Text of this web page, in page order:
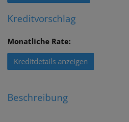
Kreditvorschlag
Monatliche Rate:
Kreditdetails anzeigen
Beschreibung